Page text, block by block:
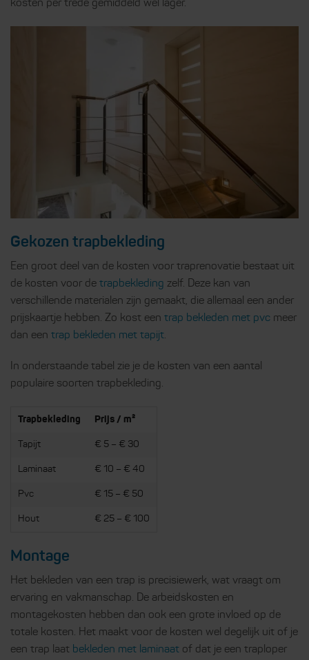
kosten per trede gemiddeld wel lager.
Gekozen trapbekleding
Een groot deel van de kosten voor traprenovatie bestaat uit
de kosten voor de trapbekleding zelf. Deze kan van
verschillende materialen zijn gemaakt, die allemaal een ander
prijskaartje hebben. Zo kost een trap bekleden met pvc meer
dan een trap bekleden met tapijt.
In onderstaande tabel zie je de kosten van een aantal
populaire soorten trapbekleding.
Trapbekleding Prijs / m²
Tapijt € 5 – € 30
Laminaat € 10 – € 40
Pvc € 15 – € 50
Hout € 25 – € 100
Montage
Het bekleden van een trap is precisiewerk, wat vraagt om
ervaring en vakmanschap. De arbeidskosten en
montagekosten hebben dan ook een grote invloed op de
totale kosten. Het maakt voor de kosten wel degelijk uit of je
een trap laat bekleden met laminaat of dat je een traploper